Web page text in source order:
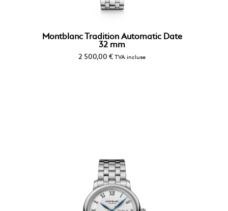
Montblanc Tradition Automatic Date
32 mm
2 500,00 € TVA incluse